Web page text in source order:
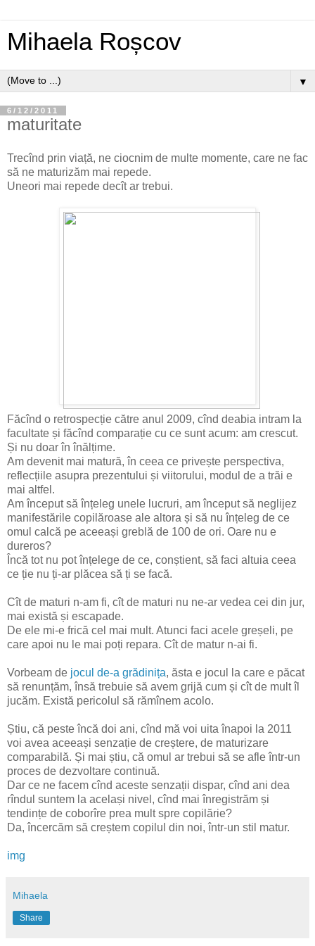
Mihaela Roșcov
▼
6/12/2011
maturitate
Trecînd prin viață, ne ciocnim de multe momente, care ne fac
să ne maturizăm mai repede.
Uneori mai repede decît ar trebui.
Făcînd o retrospecție către anul 2009, cînd deabia intram la
facultate și făcînd comparație cu ce sunt acum: am crescut.
Și nu doar în înălțime.
Am devenit mai matură, în ceea ce privește perspectiva,
reflecțiile asupra prezentului și viitorului, modul de a trăi e
mai altfel.
Am început să înțeleg unele lucruri, am început să neglijez
manifestările copilăroase ale altora și să nu înțeleg de ce
omul calcă pe aceeași greblă de 100 de ori. Oare nu e
dureros?
Încă tot nu pot înțelege de ce, conștient, să faci altuia ceea
ce ție nu ți-ar plăcea să ți se facă.
Cît de maturi n-am fi, cît de maturi nu ne-ar vedea cei din jur,
mai există și escapade.
De ele mi-e frică cel mai mult. Atunci faci acele greșeli, pe
care apoi nu le mai poți repara. Cît de matur n-ai fi.
Vorbeam de jocul de-a grădinița, ăsta e jocul la care e păcat
să renunțăm, însă trebuie să avem grijă cum și cît de mult îl
jucăm. Există pericolul să rămînem acolo.
Știu, că peste încă doi ani, cînd mă voi uita înapoi la 2011
voi avea aceeași senzație de creștere, de maturizare
comparabilă. Și mai știu, că omul ar trebui să se afle într-un
proces de dezvoltare continuă.
Dar ce ne facem cînd aceste senzații dispar, cînd ani dea
rîndul suntem la același nivel, cînd mai înregistrăm și
tendințe de coborîre prea mult spre copilărie?
Da, încercăm să creștem copilul din noi, într-un stil matur.
img
Mihaela
Share